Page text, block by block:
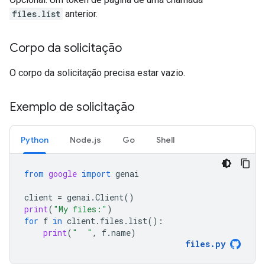
files.list anterior.
Corpo da solicitação
O corpo da solicitação precisa estar vazio.
Exemplo de solicitação
Python Node.js Go Shell
from google import genai
client = genai .Client()
print( "My files:" )
for f in client. files . list():
print( "  " , f.name)
files. py